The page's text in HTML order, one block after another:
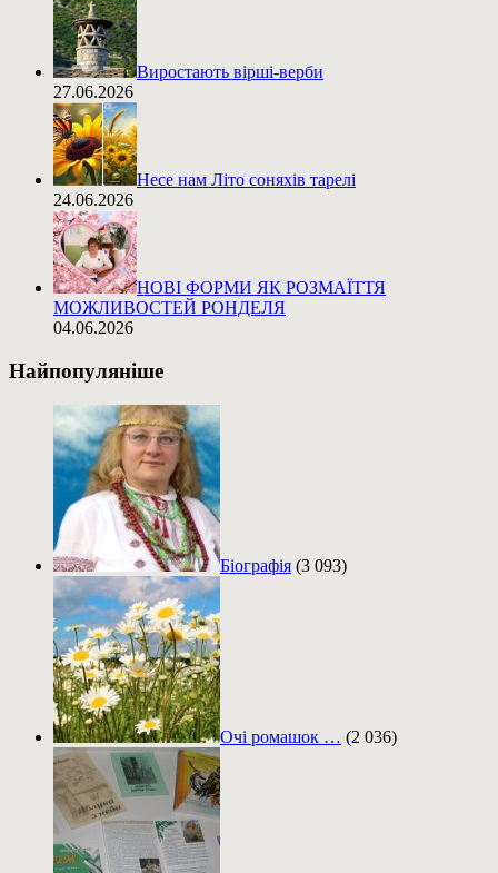
Виростають вірші-верби
27.06.2026
Несе нам Літо соняхів тарелі
24.06.2026
НОВІ ФОРМИ ЯК РОЗМАЇТТЯ
МОЖЛИВОСТЕЙ РОНДЕЛЯ
04.06.2026
Найпопуляніше
Біографія (3 093)
Очі ромашок … (2 036)